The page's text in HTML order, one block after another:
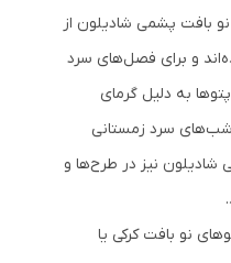
بافت پشمی شادیلون از
و برای فصل‌های سرد
به دلیل گرمای
شب‌های سرد زمستانی
شادیلون نیز در طرح‌ها و
نو بافت کرکی یا